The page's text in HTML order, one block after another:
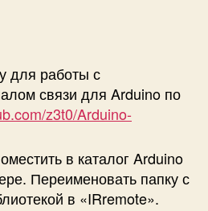
для работы с
связи для Arduino по
z3t0/Arduino-
в каталог Arduino
Переименовать папку с
в «IRremote».